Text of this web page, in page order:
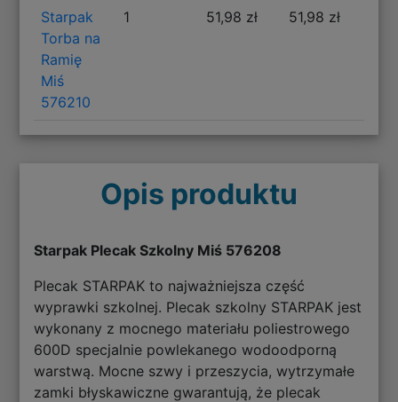
Starpak
Torba na
Ramię
Miś
576210
1 51,98 zł 51,98 zł
Opis produktu
Starpak Plecak Szkolny Miś 576208
Plecak STARPAK to najważniejsza część
wyprawki szkolnej. Plecak szkolny STARPAK jest
wykonany z mocnego materiału poliestrowego
600D specjalnie powlekanego wodoodporną
warstwą. Mocne szwy i przeszycia, wytrzymałe
zamki błyskawiczne gwarantują, że plecak